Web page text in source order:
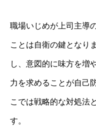
職場いじめが上司主導
ことは自衛の鍵となり
し、意図的に味方を増
力を求めることが自己
こでは戦略的な対処法
す。